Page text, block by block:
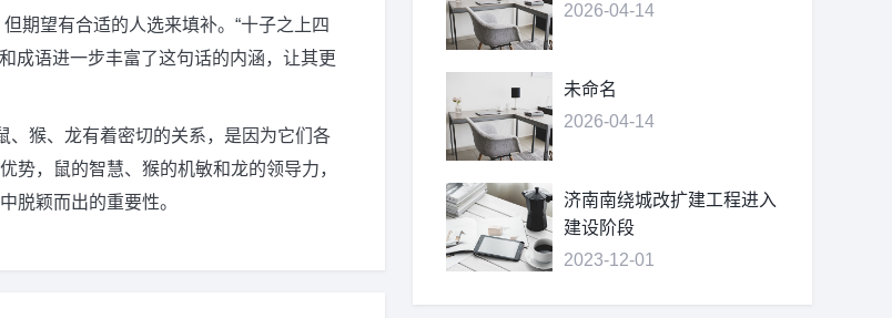
期望有合适的人选来填补。“十子之上四
成语进一步丰富了这句话的内涵，让其更
猴、龙有着密切的关系，是因为它们各
势，鼠的智慧、猴的机敏和龙的领导力，
脱颖而出的重要性。
2026-04-14
未命名
2026-04-14
济南南绕城改扩建工程进入
建设阶段
2023-12-01